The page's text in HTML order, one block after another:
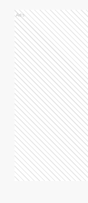
Ads